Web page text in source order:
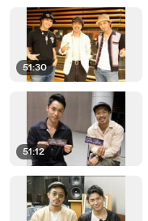
51:30
51:12